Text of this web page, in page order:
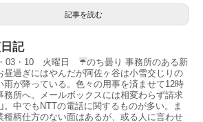
記事を読む
記
03・10 火曜日 ☔のち曇り 事務所のある新
昼過ぎにはやんだが阿佐ヶ谷は小雪交じりの
雨が降っている。色々の用事を済ませて12時
務所へ。メールボックスには相変わらず請求
。中でもNTTの電話に関するものが多い。ま
種柄仕方のない面はあるが、或る人に言わせ